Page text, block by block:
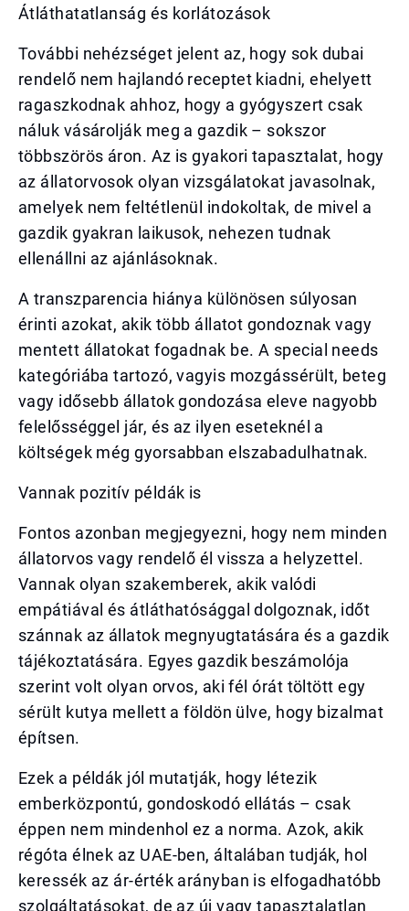
Átláthatatlanság és korlátozások
További nehézséget jelent az, hogy sok dubai
rendelő nem hajlandó receptet kiadni, ehelyett
ragaszkodnak ahhoz, hogy a gyógyszert csak
náluk vásárolják meg a gazdik – sokszor
többszörös áron. Az is gyakori tapasztalat, hogy
az állatorvosok olyan vizsgálatokat javasolnak,
amelyek nem feltétlenül indokoltak, de mivel a
gazdik gyakran laikusok, nehezen tudnak
ellenállni az ajánlásoknak.
A transzparencia hiánya különösen súlyosan
érinti azokat, akik több állatot gondoznak vagy
mentett állatokat fogadnak be. A special needs
kategóriába tartozó, vagyis mozgássérült, beteg
vagy idősebb állatok gondozása eleve nagyobb
felelősséggel jár, és az ilyen eseteknél a
költségek még gyorsabban elszabadulhatnak.
Vannak pozitív példák is
Fontos azonban megjegyezni, hogy nem minden
állatorvos vagy rendelő él vissza a helyzettel.
Vannak olyan szakemberek, akik valódi
empátiával és átláthatósággal dolgoznak, időt
szánnak az állatok megnyugtatására és a gazdik
tájékoztatására. Egyes gazdik beszámolója
szerint volt olyan orvos, aki fél órát töltött egy
sérült kutya mellett a földön ülve, hogy bizalmat
építsen.
Ezek a példák jól mutatják, hogy létezik
emberközpontú, gondoskodó ellátás – csak
éppen nem mindenhol ez a norma. Azok, akik
régóta élnek az UAE-ben, általában tudják, hol
keressék az ár-érték arányban is elfogadhatóbb
szolgáltatásokat, de az új vagy tapasztalatlan